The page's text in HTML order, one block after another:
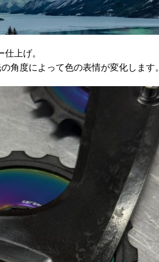
上げ。
角度によって色の表情が変化します。